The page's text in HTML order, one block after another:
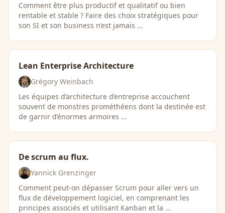
Comment être plus productif et qualitatif ou bien
rentable et stable ? Faire des choix stratégiques pour
son SI et son business n’est jamais …
Lean Enterprise Architecture
Grégory Weinbach
Les équipes d’architecture d’entreprise accouchent
souvent de monstres prométhéens dont la destinée est
de garnir d’énormes armoires …
De scrum au flux.
Yannick Grenzinger
Comment peut-on dépasser Scrum pour aller vers un
flux de développement logiciel, en comprenant les
principes associés et utilisant Kanban et la …